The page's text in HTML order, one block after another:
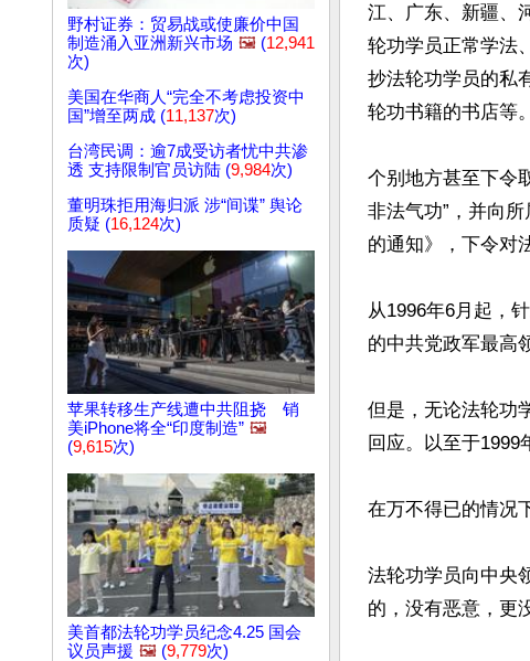
野村证券：贸易战或使廉价中国
制造涌入亚洲新兴市场 🖼️ (12,941
次)
美国在华商人“完全不考虑投资中
国”增至两成 (11,137次)
台湾民调：逾7成受访者忧中共渗
透 支持限制官员访陆 (9,984次)
董明珠拒用海归派 涉“间谍” 舆论
质疑 (16,124次)
苹果转移生产线遭中共阻挠 销
美iPhone将全“印度制造” 🖼️
(9,615次)
美首都法轮功学员纪念4.25 国会
议员声援 🖼️ (9,779次)
江、广东、新疆、
轮功学员正常学法
抄法轮功学员的私
轮功书籍的书店等。
个别地方甚至下令
非法气功”，并向
的通知》，下令对
从1996年6月起，
的中共党政军最高
但是，无论法轮功
回应。以至于1999
在万不得已的情况
法轮功学员向中央
的，没有恶意，更